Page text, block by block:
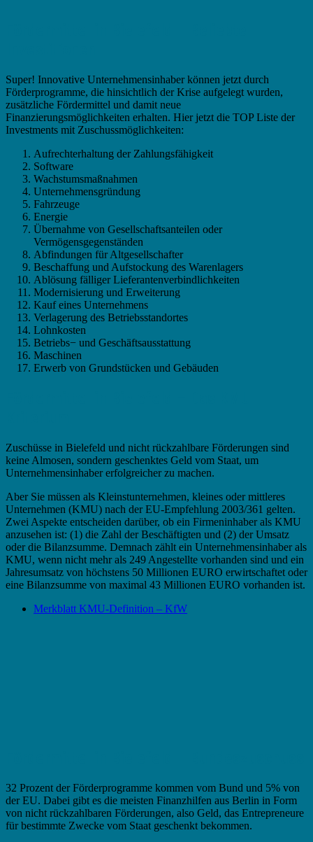
Super! Innovative Unternehmensinhaber können jetzt durch
Förderprogramme, die hinsichtlich der Krise aufgelegt wurden,
zusätzliche Fördermittel und damit neue
Finanzierungsmöglichkeiten erhalten. Hier jetzt die TOP Liste der
Investments mit Zuschussmöglichkeiten:
Aufrechterhaltung der Zahlungsfähigkeit
Software
Wachstumsmaßnahmen
Unternehmensgründung
Fahrzeuge
Energie
Übernahme von Gesellschaftsanteilen oder
Vermögensgegenständen
Abfindungen für Altgesellschafter
Beschaffung und Aufstockung des Warenlagers
Ablösung fälliger Lieferantenverbindlichkeiten
Modernisierung und Erweiterung
Kauf eines Unternehmens
Verlagerung des Betriebsstandortes
Lohnkosten
Betriebs− und Geschäftsausstattung
Maschinen
Erwerb von Grundstücken und Gebäuden
Zuschüsse in Bielefeld und nicht rückzahlbare Förderungen sind
keine Almosen, sondern geschenktes Geld vom Staat, um
Unternehmensinhaber erfolgreicher zu machen.
Aber Sie müssen als Kleinstunternehmen, kleines oder mittleres
Unternehmen (KMU) nach der EU-Empfehlung 2003/361 gelten.
Zwei Aspekte entscheiden darüber, ob ein Firmeninhaber als KMU
anzusehen ist: (1) die Zahl der Beschäftigten und (2) der Umsatz
oder die Bilanzsumme. Demnach zählt ein Unternehmensinhaber als
KMU, wenn nicht mehr als 249 Angestellte vorhanden sind und ein
Jahresumsatz von höchstens 50 Millionen EURO erwirtschaftet oder
eine Bilanzsumme von maximal 43 Millionen EURO vorhanden ist.
Merkblatt KMU-Definition – KfW
32 Prozent der Förderprogramme kommen vom Bund und 5% von
der EU. Dabei gibt es die meisten Finanzhilfen aus Berlin in Form
von nicht rückzahlbaren Förderungen, also Geld, das Entrepreneure
für bestimmte Zwecke vom Staat geschenkt bekommen.